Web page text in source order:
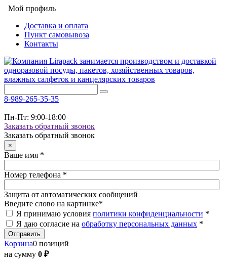
Мой профиль
Доставка и оплата
Пункт самовывоза
Контакты
8-989-265-35-35
Пн-Пт: 9:00-18:00
Заказать обратный звонок
Заказать обратный звонок
×
Ваше имя *
Номер телефона *
Защита от автоматических сообщений
Введите слово на картинке*
Я принимаю условия политики конфиденциальности *
Я даю согласие на обработку персональных данных *
Корзина0 позиций
на сумму 0 ₽